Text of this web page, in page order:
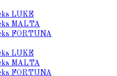
LUKE
MALTA
FORTUNA
LUKE
MALTA
FORTUNA